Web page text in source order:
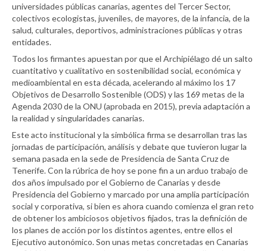
universidades públicas canarias, agentes del Tercer Sector,
colectivos ecologistas, juveniles, de mayores, de la infancia, de la
salud, culturales, deportivos, administraciones públicas y otras
entidades.
Todos los firmantes apuestan por que el Archipiélago dé un salto
cuantitativo y cualitativo en sostenibilidad social, económica y
medioambiental en esta década, acelerando al máximo los 17
Objetivos de Desarrollo Sostenible (ODS) y las 169 metas de la
Agenda 2030 de la ONU (aprobada en 2015), previa adaptación a
la realidad y singularidades canarias.
Este acto institucional y la simbólica firma se desarrollan tras las
jornadas de participación, análisis y debate que tuvieron lugar la
semana pasada en la sede de Presidencia de Santa Cruz de
Tenerife. Con la rúbrica de hoy se pone fin a un arduo trabajo de
dos años impulsado por el Gobierno de Canarias y desde
Presidencia del Gobierno y marcado por una amplia participación
social y corporativa, si bien es ahora cuando comienza el gran reto
de obtener los ambiciosos objetivos fijados, tras la definición de
los planes de acción por los distintos agentes, entre ellos el
Ejecutivo autonómico. Son unas metas concretadas en Canarias